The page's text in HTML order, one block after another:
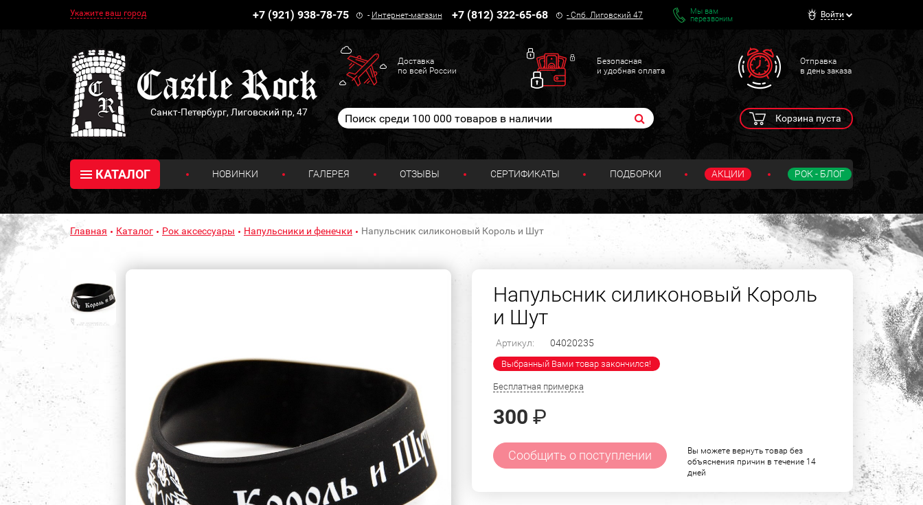
Укажите ваш город +7 (921) 938-78-75 - Интернет-магазин +7 (812) 322-65-68 -Спб. Лиговский 47
Мы вам
перезвоним
Войти
Санкт-Петербург, Лиговский пр, 47
Доставка
по всей России
Безопасная
и удобная оплата
Отправка
в день заказа
Корзина пуста
КАТАЛОГ НОВИНКИ ГАЛЕРЕЯ ОТЗЫВЫ СЕРТИФИКАТЫ ПОДБОРКИ АКЦИИ РОК - БЛОГ
Главная Каталог Рок аксессуары Напульсники и фенечки Напульсник силиконовый Король и Шут
Напульсник силиконовый Король
и Шут
Артикул: 04020235
Выбранный Вами товар закончился!
Бесплатная примерка
300 ₽
Сообщить о поступлении
Вы можете вернуть товар без
объяснения причин в течение 14
дней